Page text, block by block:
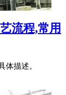
流程,常用
体描述。